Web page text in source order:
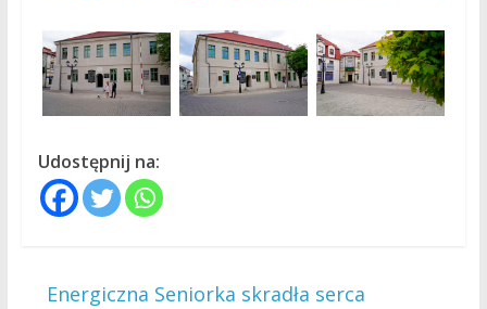
Udostępnij na:
Energiczna Seniorka skradła serca